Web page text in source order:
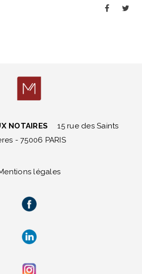
NOTAIRES
15 rue des Saints
- 75006 PARIS
légales